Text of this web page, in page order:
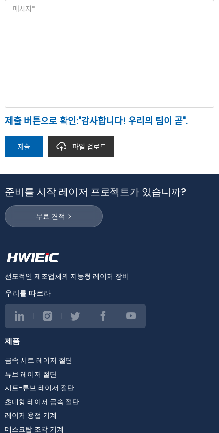
제출 버튼으로 확인:"감사합니다! 우리의 팀이 곧".
제출 파일 업로드
준비를 시작 레이저 프로젝트가 있습니까?
무료 견적
선도적인 제조업체의 지능형 레이저 장비
우리를 따르라
제품
금속 시트 레이저 절단
튜브 레이저 절단
시트-튜브 레이저 절단
초대형 레이저 금속 절단
레이저 용접 기계
데스크탑 조각 기계